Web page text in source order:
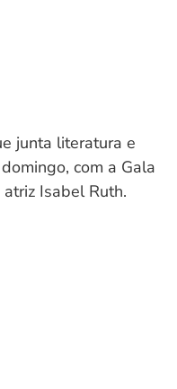
junta literatura e
com a Gala
Isabel Ruth.